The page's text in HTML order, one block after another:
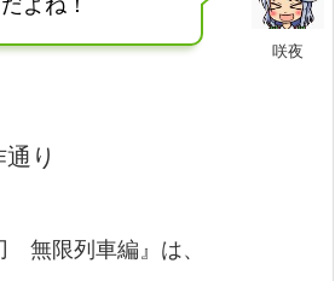
咲夜
り
無限列車編』は、